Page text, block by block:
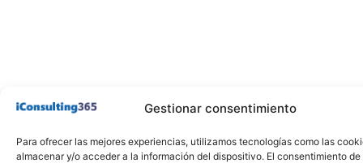
Gestionar consentimiento
Para ofrecer las mejores experiencias, utilizamos tecnologías como las
almacenar y/o acceder a la información del dispositivo. El consentimiento de